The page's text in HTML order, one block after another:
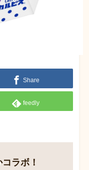
Share
feedly
ラボ！